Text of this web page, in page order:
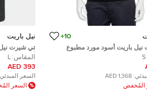
10+
باريت أسود مورد مطبوع
مقاس صغير - سمول
S
1,368 AED
المُخفض
نيل باريت
تي شيرت
أبيض مزيج
المقاس: L
393 AED
السعر
السعر